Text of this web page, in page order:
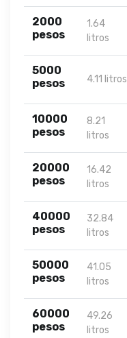
2000
pesos
1.64
litros
5000
pesos
4.11 litros
10000
pesos
8.21
litros
20000
pesos
16.42
litros
40000
pesos
32.84
litros
50000
pesos
41.05
litros
60000
pesos
49.26
litros